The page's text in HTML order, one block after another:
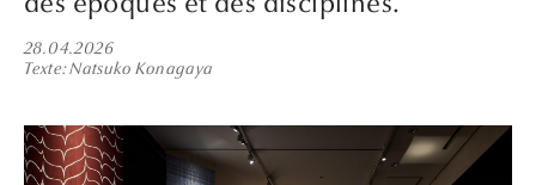
28.04.2026
Texte Natsuko Konagaya